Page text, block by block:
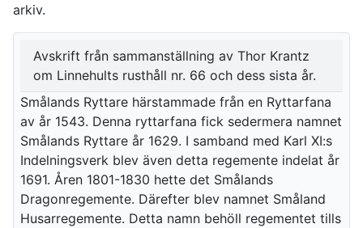
arkiv.
Avskrift från sammanställning av Thor Krantz
om Linnehults rusthåll nr. 66 och dess sista år.
Smålands Ryttare härstammade från en Ryttarfana
av år 1543. Denna ryttarfana fick sedermera namnet
Smålands Ryttare år 1629. I samband med Karl XI:s
Indelningsverk blev även detta regemente indelat år
1691. Åren 1801-1830 hette det Smålands
Dragonregemente. Därefter blev namnet Småland
Husarregemente. Detta namn behöll regementet tills